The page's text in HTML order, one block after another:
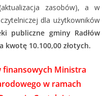
zasobów), a w
dla użytkowników
publiczne gminy Radłów
kwotę 10.100,00 złotych.
finansowych Ministra
w ramach